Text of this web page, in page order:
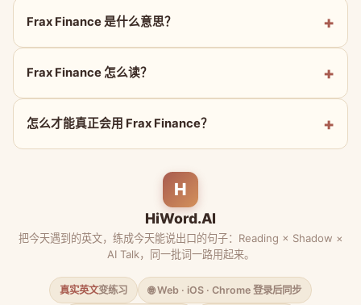
Frax Finance 是什么意思？
Frax Finance 怎么读？
怎么才能真正会用 Frax Finance？
H
HiWord.AI
把今天遇到的英文，练成今天能说出口的句子：Reading × Shadow ×
AI Talk，同一批词一路用起来。
真实英文变练习 🌐 Web · iOS · Chrome 登录后同步